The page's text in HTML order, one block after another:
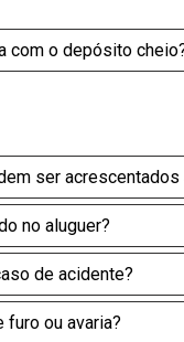
com o depósito
ser acrescentados
no aluguer?
de acidente?
furo ou avaria?